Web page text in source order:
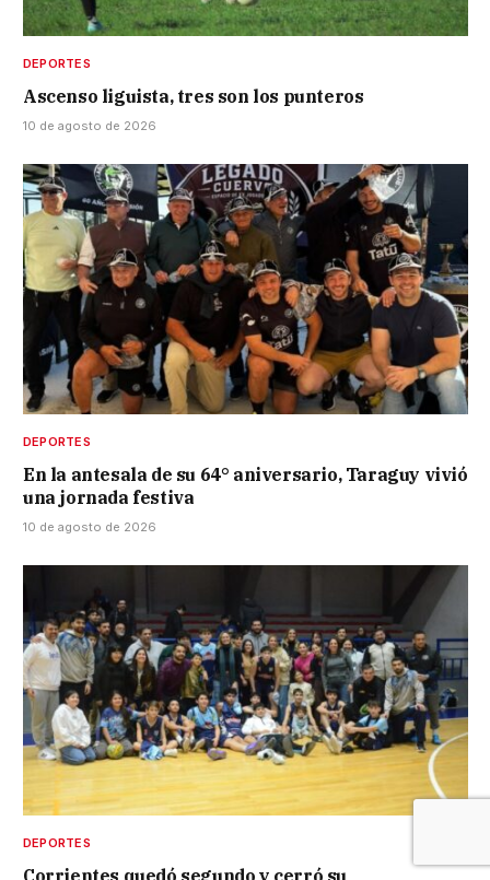
DEPORTES
Ascenso liguista, tres son los punteros
10 de agosto de 2026
DEPORTES
En la antesala de su 64° aniversario, Taraguy vivió
una jornada festiva
10 de agosto de 2026
DEPORTES
Corrientes quedó segundo y cerró su